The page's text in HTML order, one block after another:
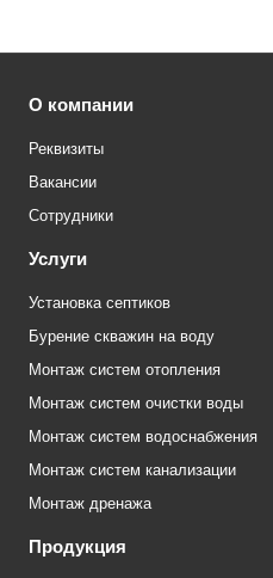
О компании
Реквизиты
Вакансии
Сотрудники
Услуги
Установка септиков
Бурение скважин на воду
Монтаж систем отопления
Монтаж систем очистки воды
Монтаж систем водоснабжения
Монтаж систем канализации
Монтаж дренажа
Продукция